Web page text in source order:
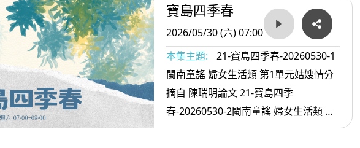
寶島四季春
2026/05/30 (六) 07:00
本集主題:
21-寶島四季春-20260530-1
閩南童謠 婦女生活類 第1單元姑嫂情分
摘自 陳瑞明論文 21-寶島四季
春-20260530-2閩南童謠 婦女生活類 第
2單元 婦女心事 姑嫂過招-摘自 陳瑞明論